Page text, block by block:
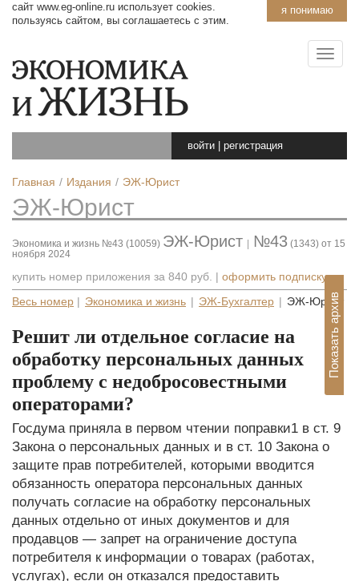
я понимаю
сайт www.eg-online.ru использует cookies.
пользуясь сайтом, вы соглашаетесь с этим.
войти регистрация
Главная Издания ЭЖ-Юрист
ЭЖ-Юрист
Экономика и жизнь №43 (10059) ЭЖ-Юрист №43 (1343) от 15
ноября 2024
купить номер приложения за 840 руб. | оформить подписку
Весь номер Экономика и жизнь ЭЖ-Бухгалтер ЭЖ-Юрист
Показать архив
Решит ли отдельное согласие на
обработку персональных данных
проблему с недобросовестными
операторами?
Госдума приняла в первом чтении поправки1 в ст. 9
Закона о персональных данных и в ст. 10 Закона о
защите прав потребителей, которыми вводится
обязанность оператора персональных данных
получать согласие на обработку персональных
данных отдельно от иных документов и для
продавцов — запрет на ограничение доступа
потребителя к информации о товарах (работах,
услугах), если он отказался предоставить